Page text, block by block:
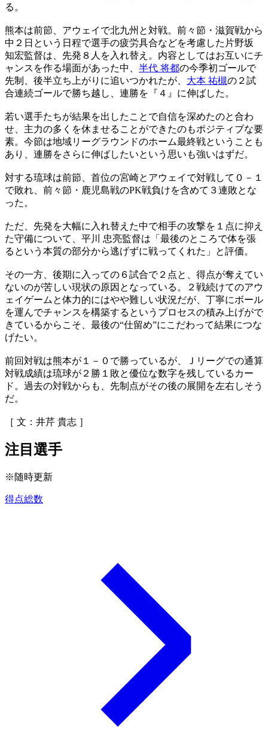
る。
熊本は前節、アウェイで北九州と対戦。前々節・滋賀戦から
中２日という日程で選手の疲労具合などを考慮した片野坂
知宏監督は、先発８人を入れ替え。内容としてはお互いにチ
ャンスを作る場面があった中、 半代 将都の今季初ゴールで
先制、後半立ち上がりに追いつかれたが、 大本 祐槻の２試
合連続ゴールで勝ち越し、連勝を『４』に伸ばした。
若い選手たちが結果を出したことで自信を深めたのと合わ
せ、主力の多くを休ませることができたのもポジティブな要
素。今節は地域リーグラウンドのホーム最終戦ということも
あり、連勝をさらに伸ばしたいという思いも強いはずだ。
対する琉球は前節、首位の宮崎とアウェイで対戦して０－１
で敗れ、前々節・鹿児島戦のPK戦負けを含めて３連敗とな
った。
ただ、先発を大幅に入れ替えた中で相手の攻撃を１点に抑え
た守備について、平川 忠亮監督は「最後のところで体を張
るという本質の部分から逃げずに戦ってくれた」と評価。
その一方、後期に入っての６試合で２点と、得点が奪えてい
ないのが苦しい現状の原因となっている。２戦続けてのアウ
ェイゲームと体力的にはやや難しい状況だが、丁寧にボール
を運んでチャンスを構築するというプロセスの積み上げがで
きているからこそ、最後の“仕留め”にこだわって結果につな
げたい。
前回対戦は熊本が１－０で勝っているが、Ｊリーグでの通算
対戦成績は琉球が２勝１敗と優位な数字を残しているカー
ド。過去の対戦からも、先制点がその後の展開を左右しそう
だ。
［ 文：井芹 貴志 ］
注目選手
※随時更新
得点総数